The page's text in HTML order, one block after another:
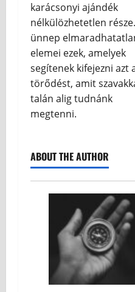
karácsonyi ajándék
nélkülözhetetlen
ünnep
elemei ezek, amelyek
segítenek kifejezni azt
törődést, amit
talán alig tudnánk
megtenni.
ABOUT THE AUTHOR